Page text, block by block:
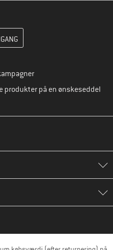
opret i næste trin din
produkter på en ønskeseddel